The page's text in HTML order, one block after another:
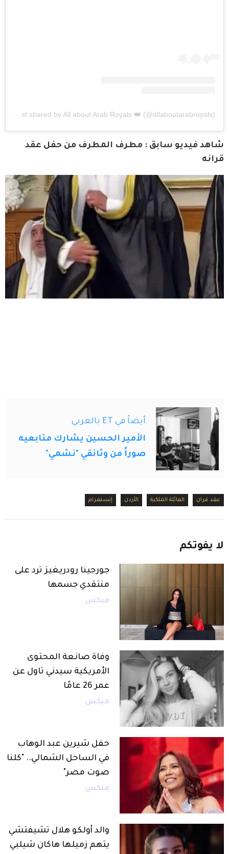
A post shared by All about Arab Royals 👑 (@allaboutarabroyals)
شاهد فيديو سابق : مطرف المطرف من حفل عقد
قرانه
أيضاً في ET بالعربي
الأمير الحسين يشارك متابعيه
صوراً من وثائقي "نشمي"
عقد قران العائلة الملكية الأردن إنستغرام
لا يفوتكم
جورجينا رودريغيز ترد على
منتقدي جسمها
ميكس
وفاة صانعة المحتوى
الأمريكية سيدني تاول عن
عمر 26 عامًا
ميكس
حفل شيرين عبد الوهاب
في الساحل الشمالي.. "كلنا
صوت مصر"
ميكس
والد أولكو هلال تشيفتشي
يتهم زميلها هاكان شيلبي